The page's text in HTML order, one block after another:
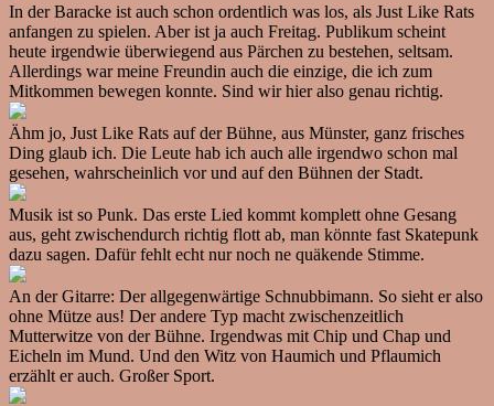
In der Baracke ist auch schon ordentlich was los, als Just Like Rats
anfangen zu spielen. Aber ist ja auch Freitag. Publikum scheint
heute irgendwie überwiegend aus Pärchen zu bestehen, seltsam.
Allerdings war meine Freundin auch die einzige, die ich zum
Mitkommen bewegen konnte. Sind wir hier also genau richtig.
Ähm jo, Just Like Rats auf der Bühne, aus Münster, ganz frisches
Ding glaub ich. Die Leute hab ich auch alle irgendwo schon mal
gesehen, wahrscheinlich vor und auf den Bühnen der Stadt.
Musik ist so Punk. Das erste Lied kommt komplett ohne Gesang
aus, geht zwischendurch richtig flott ab, man könnte fast Skatepunk
dazu sagen. Dafür fehlt echt nur noch ne quäkende Stimme.
An der Gitarre: Der allgegenwärtige Schnubbimann. So sieht er also
ohne Mütze aus! Der andere Typ macht zwischenzeitlich
Mutterwitze von der Bühne. Irgendwas mit Chip und Chap und
Eicheln im Mund. Und den Witz von Haumich und Pflaumich
erzählt er auch. Großer Sport.